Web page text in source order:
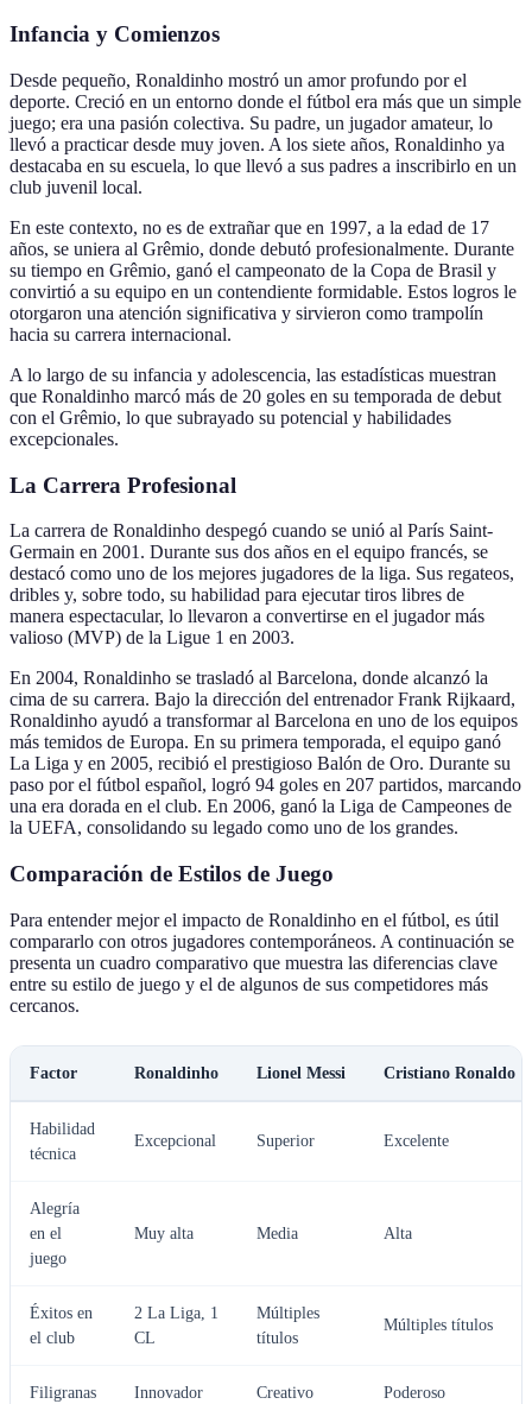
Infancia y Comienzos
Desde pequeño, Ronaldinho mostró un amor profundo por el
deporte. Creció en un entorno donde el fútbol era más que un simple
juego; era una pasión colectiva. Su padre, un jugador amateur, lo
llevó a practicar desde muy joven. A los siete años, Ronaldinho ya
destacaba en su escuela, lo que llevó a sus padres a inscribirlo en un
club juvenil local.
En este contexto, no es de extrañar que en 1997, a la edad de 17
años, se uniera al Grêmio, donde debutó profesionalmente. Durante
su tiempo en Grêmio, ganó el campeonato de la Copa de Brasil y
convirtió a su equipo en un contendiente formidable. Estos logros le
otorgaron una atención significativa y sirvieron como trampolín
hacia su carrera internacional.
A lo largo de su infancia y adolescencia, las estadísticas muestran
que Ronaldinho marcó más de 20 goles en su temporada de debut
con el Grêmio, lo que subrayado su potencial y habilidades
excepcionales.
La Carrera Profesional
La carrera de Ronaldinho despegó cuando se unió al París Saint-
Germain en 2001. Durante sus dos años en el equipo francés, se
destacó como uno de los mejores jugadores de la liga. Sus regateos,
dribles y, sobre todo, su habilidad para ejecutar tiros libres de
manera espectacular, lo llevaron a convertirse en el jugador más
valioso (MVP) de la Ligue 1 en 2003.
En 2004, Ronaldinho se trasladó al Barcelona, donde alcanzó la
cima de su carrera. Bajo la dirección del entrenador Frank Rijkaard,
Ronaldinho ayudó a transformar al Barcelona en uno de los equipos
más temidos de Europa. En su primera temporada, el equipo ganó
La Liga y en 2005, recibió el prestigioso Balón de Oro. Durante su
paso por el fútbol español, logró 94 goles en 207 partidos, marcando
una era dorada en el club. En 2006, ganó la Liga de Campeones de
la UEFA, consolidando su legado como uno de los grandes.
Comparación de Estilos de Juego
Para entender mejor el impacto de Ronaldinho en el fútbol, es útil
compararlo con otros jugadores contemporáneos. A continuación se
presenta un cuadro comparativo que muestra las diferencias clave
entre su estilo de juego y el de algunos de sus competidores más
cercanos.
Factor Ronaldinho Lionel Messi Cristiano Ronaldo
Habilidad
técnica
Excepcional Superior Excelente
Alegría
en el
juego
Muy alta Media Alta
Éxitos en
el club
2 La Liga, 1
CL
Múltiples
títulos
Múltiples títulos
Filigranas Innovador Creativo Poderoso